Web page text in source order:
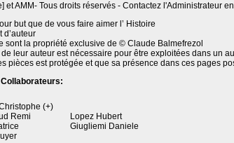
AMM- Tous droits réservés - Contactez l'Administrateur
but que de vous faire aimer l’ Histoire
d’auteur
sont la propriété exclusive de © Claude Balmefrezol
leur auteur est nécessaire pour être exploitées dans un
est protégée et que sa présence dans ces pages
(+)
Remi
Lopez Hubert
Giugliemi Daniele